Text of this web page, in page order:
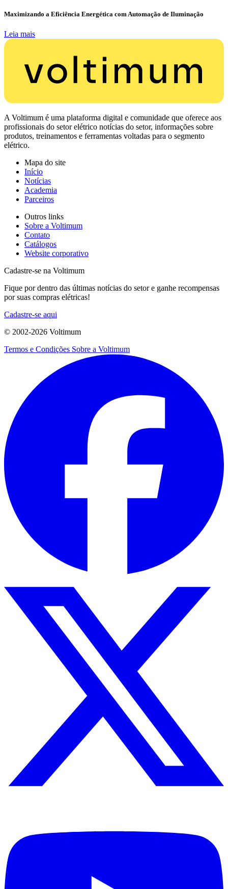
Maximizando a Eficiência Energética com Automação de Iluminação
Leia mais
A Voltimum é uma plataforma digital e comunidade que oferece aos
profissionais do setor elétrico notícias do setor, informações sobre
produtos, treinamentos e ferramentas voltadas para o segmento
elétrico.
Mapa do site
Início
Notícias
Academia
Parceiros
Outros links
Sobre a Voltimum
Contato
Catálogos
Website corporativo
Cadastre-se na Voltimum
Fique por dentro das últimas notícias do setor e ganhe recompensas
por suas compras elétricas!
Cadastre-se aqui
© 2002-2026 Voltimum
Termos e Condições Sobre a Voltimum